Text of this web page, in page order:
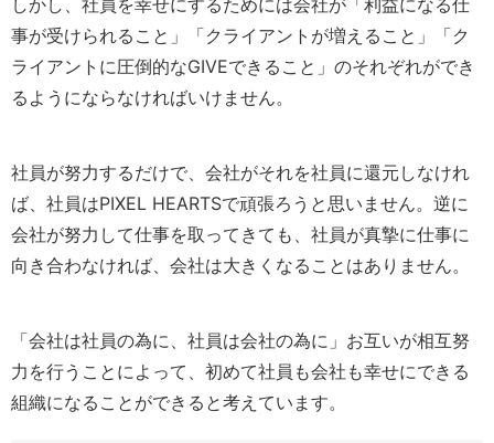
事が受けられること」「クライアントが増えること」「ク
ライアントに圧倒的なGIVEできること」のそれぞれができ
るようにならなければいけません。
社員が努力するだけで、会社がそれを社員に還元しなけれ
ば、社員はPIXEL HEARTSで頑張ろうと思いません。逆に
会社が努力して仕事を取ってきても、社員が真摯に仕事に
向き合わなければ、会社は大きくなることはありません。
「会社は社員の為に、社員は会社の為に」お互いが相互努
力を行うことによって、初めて社員も会社も幸せにできる
組織になることができると考えています。